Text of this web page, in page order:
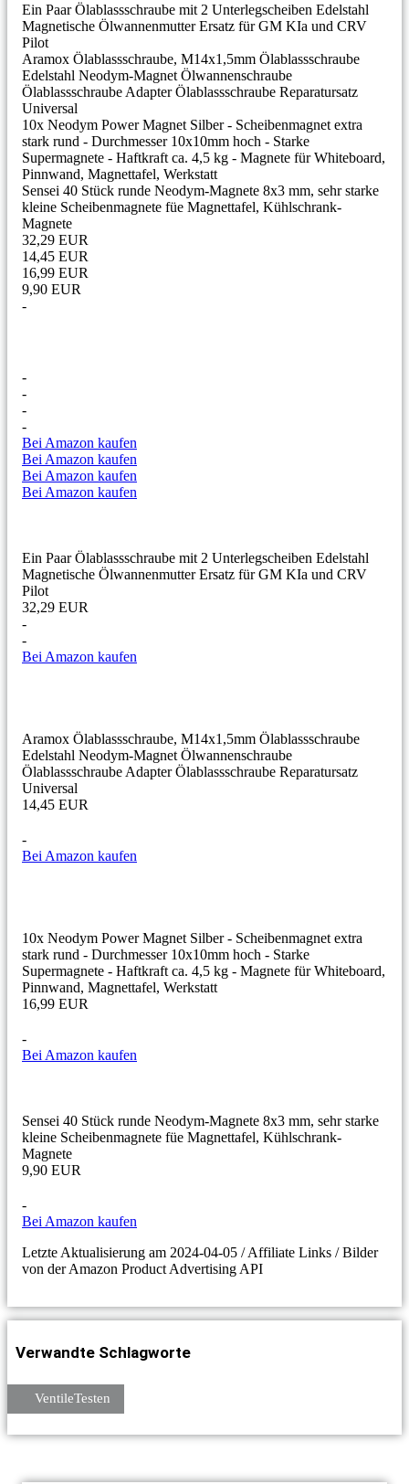
Ein Paar Ölablassschraube mit 2 Unterlegscheiben Edelstahl
Magnetische Ölwannenmutter Ersatz für GM KIa und CRV
Pilot
Aramox Ölablassschraube, M14x1,5mm Ölablassschraube
Edelstahl Neodym-Magnet Ölwannenschraube
Ölablassschraube Adapter Ölablassschraube Reparatursatz
Universal
10x Neodym Power Magnet Silber - Scheibenmagnet extra
stark rund - Durchmesser 10x10mm hoch - Starke
Supermagnete - Haftkraft ca. 4,5 kg - Magnete für Whiteboard,
Pinnwand, Magnettafel, Werkstatt
Sensei 40 Stück runde Neodym-Magnete 8x3 mm, sehr starke
kleine Scheibenmagnete füe Magnettafel, Kühlschrank-
Magnete
32,29 EUR
14,45 EUR
16,99 EUR
9,90 EUR
-
-
-
-
-
Bei Amazon kaufen
Bei Amazon kaufen
Bei Amazon kaufen
Bei Amazon kaufen
Ein Paar Ölablassschraube mit 2 Unterlegscheiben Edelstahl
Magnetische Ölwannenmutter Ersatz für GM KIa und CRV
Pilot
32,29 EUR
-
-
Bei Amazon kaufen
Aramox Ölablassschraube, M14x1,5mm Ölablassschraube
Edelstahl Neodym-Magnet Ölwannenschraube
Ölablassschraube Adapter Ölablassschraube Reparatursatz
Universal
14,45 EUR
-
Bei Amazon kaufen
10x Neodym Power Magnet Silber - Scheibenmagnet extra
stark rund - Durchmesser 10x10mm hoch - Starke
Supermagnete - Haftkraft ca. 4,5 kg - Magnete für Whiteboard,
Pinnwand, Magnettafel, Werkstatt
16,99 EUR
-
Bei Amazon kaufen
Sensei 40 Stück runde Neodym-Magnete 8x3 mm, sehr starke
kleine Scheibenmagnete füe Magnettafel, Kühlschrank-
Magnete
9,90 EUR
-
Bei Amazon kaufen
Letzte Aktualisierung am 2024-04-05 / Affiliate Links / Bilder
von der Amazon Product Advertising API
Verwandte Schlagworte
VentileTesten